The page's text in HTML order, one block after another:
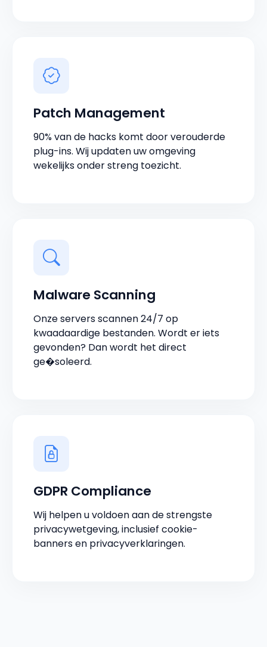
Patch Management
90% van de hacks komt door verouderde
plug-ins. Wij updaten uw omgeving
wekelijks onder streng toezicht.
Malware Scanning
Onze servers scannen 24/7 op
kwaadaardige bestanden. Wordt er iets
gevonden? Dan wordt het direct
ge�soleerd.
GDPR Compliance
Wij helpen u voldoen aan de strengste
privacywetgeving, inclusief cookie-
banners en privacyverklaringen.